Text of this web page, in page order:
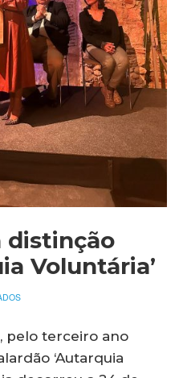
distinção
Voluntária’
pelo terceiro ano
‘Autarquia